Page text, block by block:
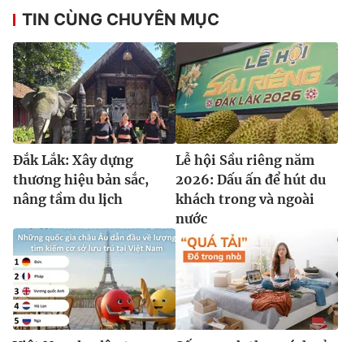
TIN CÙNG CHUYÊN MỤC
Đắk Lắk: Xây dựng
thương hiệu bản sắc,
nâng tầm du lịch
Lễ hội Sầu riêng năm
2026: Dấu ấn để hút du
khách trong và ngoài
nước